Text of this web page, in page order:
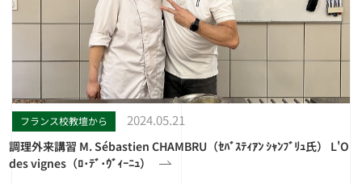
フランス校教壇から 2024.05.21
調理外来講習 M. Sébastien CHAMBRU（ｾﾊﾞｽﾃｨｱﾝ ｼｬﾝﾌﾞﾘｭ氏） L'O
des vignes（ﾛ･ﾃﾞ･ｳﾞｨｰﾆｭ）